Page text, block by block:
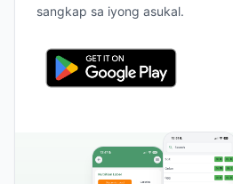
sangkap sa iyong asukal.